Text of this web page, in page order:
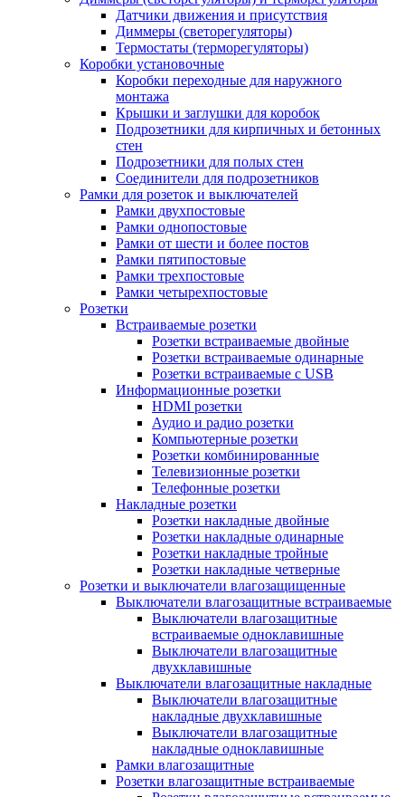
Датчики движения и присутствия
Диммеры (светорегуляторы)
Термостаты (терморегуляторы)
Коробки установочные
Коробки переходные для наружного
монтажа
Крышки и заглушки для коробок
Подрозетники для кирпичных и бетонных
стен
Подрозетники для полых стен
Соединители для подрозетников
Рамки для розеток и выключателей
Рамки двухпостовые
Рамки однопостовые
Рамки от шести и более постов
Рамки пятипостовые
Рамки трехпостовые
Рамки четырехпостовые
Розетки
Встраиваемые розетки
Розетки встраиваемые двойные
Розетки встраиваемые одинарные
Розетки встраиваемые с USB
Информационные розетки
HDMI розетки
Аудио и радио розетки
Компьютерные розетки
Розетки комбинированные
Телевизионные розетки
Телефонные розетки
Накладные розетки
Розетки накладные двойные
Розетки накладные одинарные
Розетки накладные тройные
Розетки накладные четверные
Розетки и выключатели влагозащищенные
Выключатели влагозащитные встраиваемые
Выключатели влагозащитные
встраиваемые одноклавишные
Выключатели влагозащитные
двухклавишные
Выключатели влагозащитные накладные
Выключатели влагозащитные
накладные двухклавишные
Выключатели влагозащитные
накладные одноклавишные
Рамки влагозащитные
Розетки влагозащитные встраиваемые